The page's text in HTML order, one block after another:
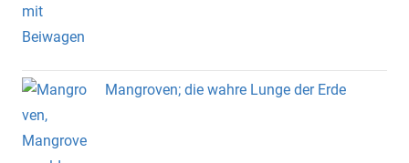
Mangroven; die wahre Lunge der Erde